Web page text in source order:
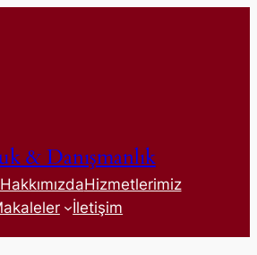
& Danışmanlık
HakkımızdaHizmetlerimiz
İletişim